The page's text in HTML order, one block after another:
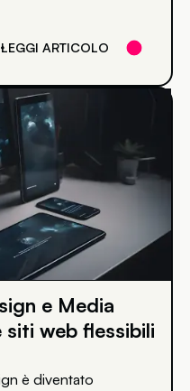
LEGGI ARTICOLO
e Media
web flessibili
è diventato